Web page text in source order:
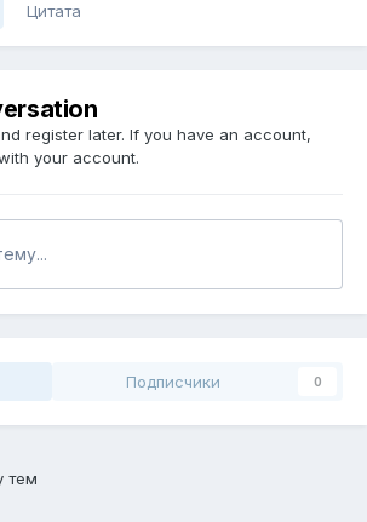
Цитата
register later. If you have an account,
your account.
Подписчики 0
тем